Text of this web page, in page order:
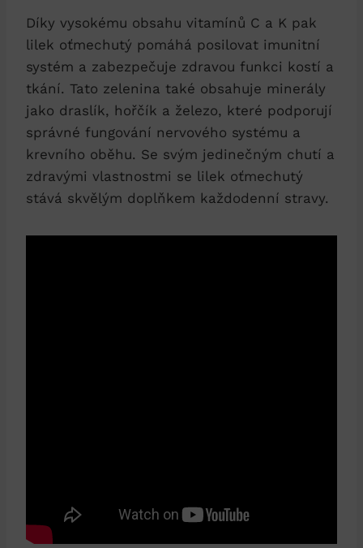
Díky vysokému obsahu vitamínů C a K pak
lilek oťmechutý pomáhá posilovat imunitní
systém a zabezpečuje zdravou funkci kostí a
tkání. Tato zelenina také obsahuje minerály
jako draslík, hořčík a železo, které podporují
správné fungování nervového systému a
krevního oběhu. Se svým jedinečným chutí a
zdravými vlastnostmi se lilek oťmechutý
stává skvělým doplňkem každodenní stravy.